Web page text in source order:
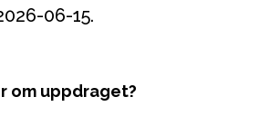
06-15.
om uppdraget?